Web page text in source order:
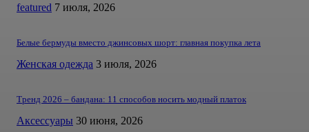
featured 7 июля, 2026
Белые бермуды вместо джинсовых шорт: главная покупка лета
Женская одежда 3 июля, 2026
Тренд 2026 – бандана: 11 способов носить модный платок
Аксессуары 30 июня, 2026